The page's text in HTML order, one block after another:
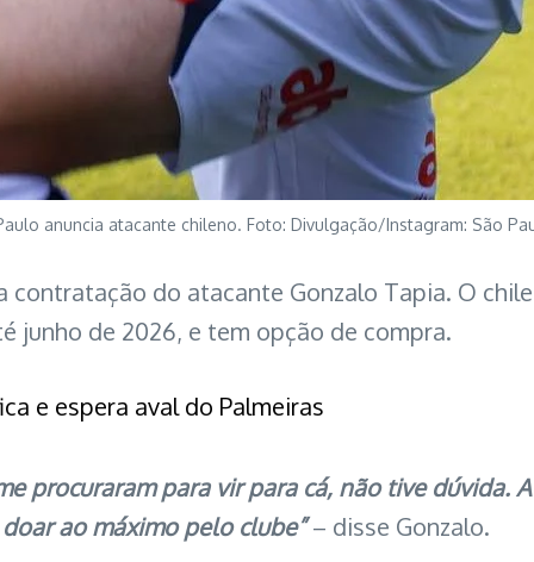
anuncia atacante chileno. Foto: Divulgação/Instagram: São
contratação do atacante Gonzalo Tapia. O
junho de 2026, e tem opção de compra.
e espera aval do Palmeiras
procuraram para vir para cá, não tive dúvida.
ao máximo pelo clube”– disse Gonzalo.